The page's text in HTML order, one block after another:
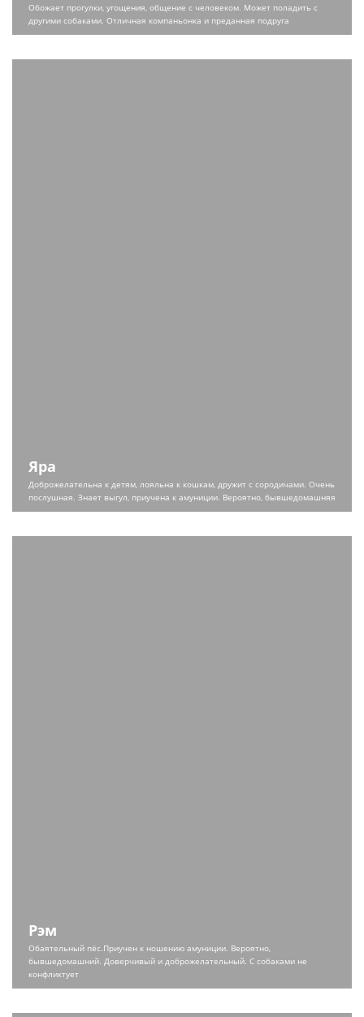
Обожает прогулки, угощения, общение с человеком. Может поладить с
другими собаками. Отличная компаньонка и преданная подруга
Яра
Доброжелательна к детям, лояльна к кошкам, дружит с сородичами. Очень
послушная. Знает выгул, приучена к амуниции. Вероятно, бывшедомашняя
Рэм
Обаятельный пёс.Приучен к ношению амуниции. Вероятно,
бывшедомашний. Доверчивый и доброжелательный. С собаками не
конфликтует